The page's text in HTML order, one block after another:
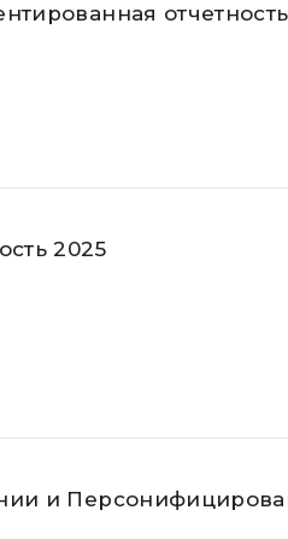
2025
и